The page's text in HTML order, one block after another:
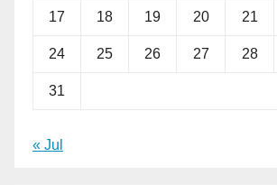
17 18 19 20 21
24 25 26 27 28
31
« Jul